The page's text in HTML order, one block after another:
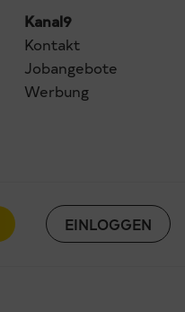
Kanal9
Kontakt
Jobangebote
Werbung
EINLOGGEN